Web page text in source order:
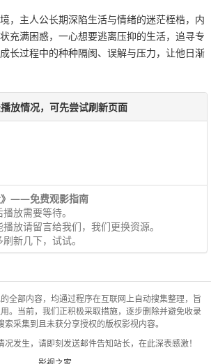
，主人公长期深陷生活与情绪的迷茫桎梏，内
充满困惑，一心想要逃离压抑的生活，追寻专
长过程中的种种隔阂、误解与压力，让他日渐
放情况，可先尝试刷新页面
》——免费观影指南
放需要等待。
放请留言给我们，我们更换资源。
新几下，试试。
全部内容，均通过程序在互联网上自动搜集整理，旨
。当前，我们正积极采取措施，逐步删除并避免收录
索采集到且未获分享授权的版权影视内容。
发生，请即刻发送邮件告知站长，在此深表感激！